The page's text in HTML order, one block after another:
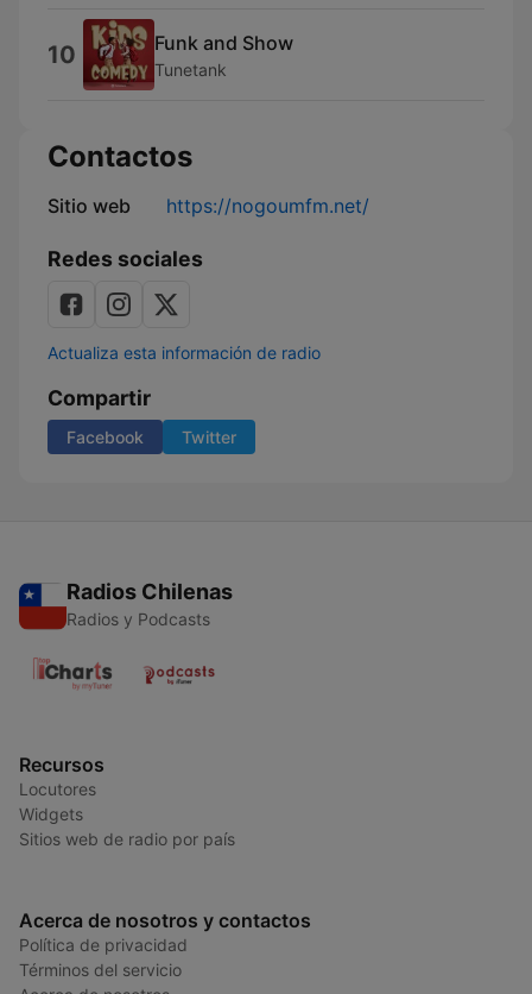
10 Funk and Show
Tunetank
Contactos
Sitio web https://nogoumfm.net/
Redes sociales
Actualiza esta información de radio
Compartir
Facebook Twitter
Radios Chilenas
Radios y Podcasts
Recursos
Locutores
Widgets
Sitios web de radio por país
Acerca de nosotros y contactos
Política de privacidad
Términos del servicio